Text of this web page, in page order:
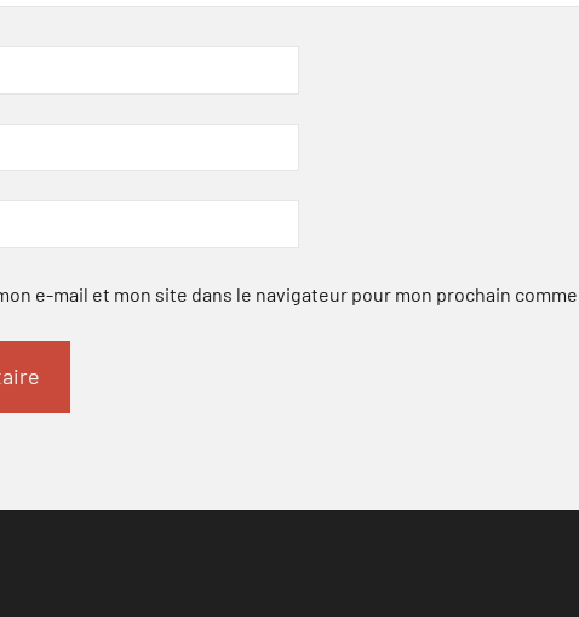
e-mail et mon site dans le navigateur pour mon prochain